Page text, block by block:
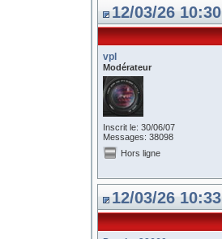
12/03/26 10:30
vpl
Modérateur
Inscrit le: 30/06/07
Messages: 38098
Hors ligne
12/03/26 10:33